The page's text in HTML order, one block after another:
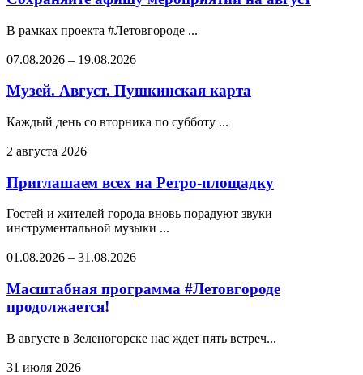
В рамках проекта #Летовгороде ...
07.08.2026 – 19.08.2026
Музей. Август. Пушкинская карта
Каждый день со вторника по субботу ...
2 августа 2026
Приглашаем всех на Ретро-площадку
Гостей и жителей города вновь порадуют звуки
инструментальной музыки ...
01.08.2026 – 31.08.2026
Масштабная программа #Летовгороде
продолжается!
В августе в Зеленогорске нас ждет пять встреч...
31 июля 2026